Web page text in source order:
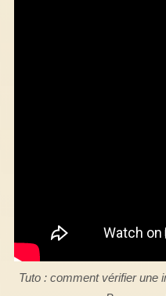
Tuto : comment vérifier une